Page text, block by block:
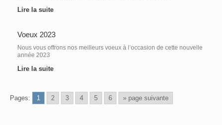
Lire la suite
Voeux 2023
Nous vous offrons nos meilleurs voeux à l’occasion de cette nouvelle
année 2023
Lire la suite
Pages: 1 2 3 4 5 6 » page suivante